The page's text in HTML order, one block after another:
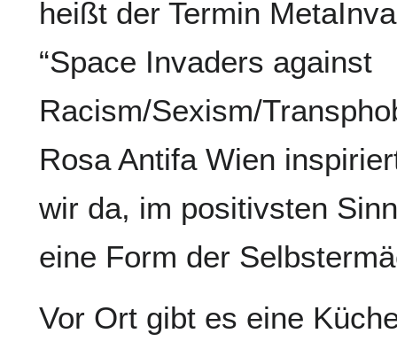
heißt der Termin
“Space Invaders against
Racism/Sexism/
Rosa Antifa Wien
wir da, im positivsten
eine Form der
Vor Ort gibt es eine